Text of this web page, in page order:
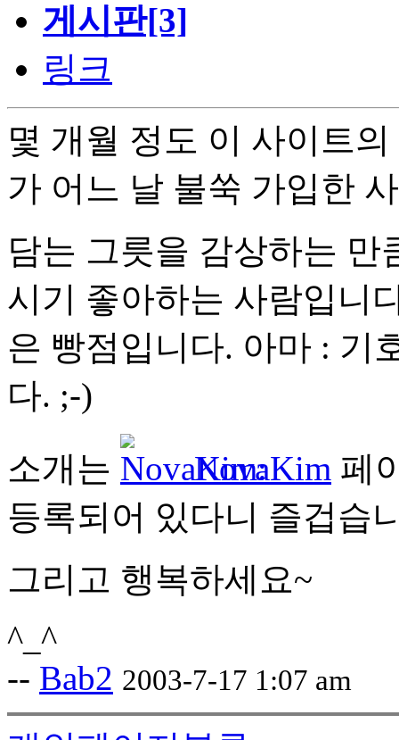
게시판[3]
링크
몇 개월 정도 이 사이트
가 어느 날 불쑥 가입한
담는 그릇을 감상하는 만
시기 좋아하는 사람입니
은 빵점입니다. 아마 : 기
다. ;-)
소개는
NovaKim 페
등록되어 있다니 즐겁습
그리고 행복하세요~
^_^
-- Bab2 2003-7-17 1:07 am